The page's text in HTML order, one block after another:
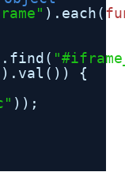
).each(
).val()) {
));